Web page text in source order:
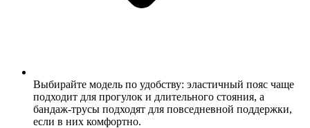
Выбирайте модель по удобству: эластичный пояс чаще
подходит для прогулок и длительного стояния, а
бандаж-трусы подходят для повседневной поддержки,
если в них комфортно.